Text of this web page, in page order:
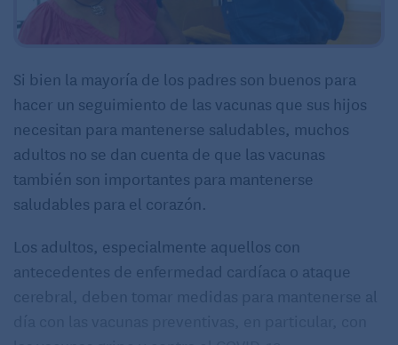
Si bien la mayoría de los padres son buenos para
hacer un seguimiento de las vacunas que sus hijos
necesitan para mantenerse saludables, muchos
adultos no se dan cuenta de que las vacunas
también son importantes para mantenerse
saludables para el corazón.
Los adultos, especialmente aquellos con
antecedentes de enfermedad cardíaca o ataque